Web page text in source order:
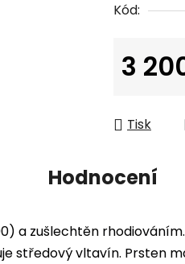
Kód:
3
Tisk
Hodnocení
a zušlechtěn
středový vltavín. Prsten